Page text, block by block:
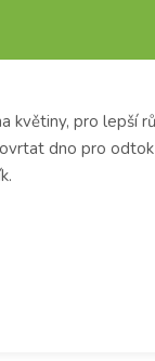
květiny, pro lepší
dno pro